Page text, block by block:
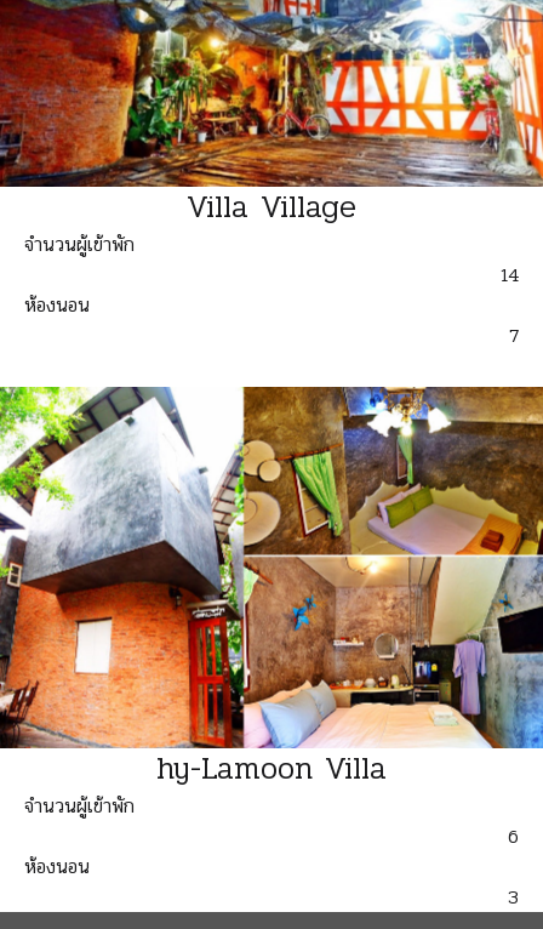
Villa Village
จำนวนผู้เข้าพัก
14
ห้องนอน
7
hy-Lamoon Villa
จำนวนผู้เข้าพัก
6
ห้องนอน
3